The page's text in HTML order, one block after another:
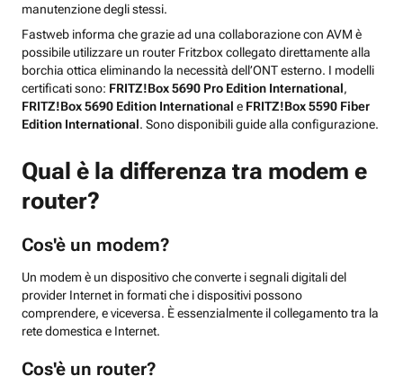
manutenzione degli stessi.
Fastweb informa che grazie ad una collaborazione con AVM è
possibile utilizzare un router Fritzbox collegato direttamente alla
borchia ottica eliminando la necessità dell’ONT esterno. I modelli
certificati sono: FRITZ!Box 5690 Pro Edition International,
FRITZ!Box 5690 Edition International e FRITZ!Box 5590 Fiber
Edition International. Sono disponibili guide alla configurazione.
Qual è la differenza tra modem e
router?
Cos'è un modem?
Un modem è un dispositivo che converte i segnali digitali del
provider Internet in formati che i dispositivi possono
comprendere, e viceversa. È essenzialmente il collegamento tra la
rete domestica e Internet.
Cos'è un router?